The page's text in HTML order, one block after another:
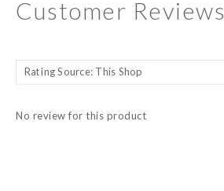
Customer Reviews
No review for this product